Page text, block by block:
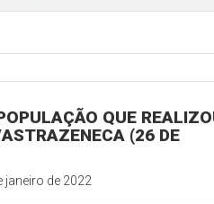
QUE
(26 DE
janeiro de 2022